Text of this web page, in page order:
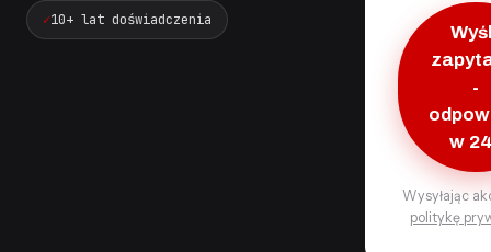
10+ lat doświadczenia
-
w
Wysyłając
politykę